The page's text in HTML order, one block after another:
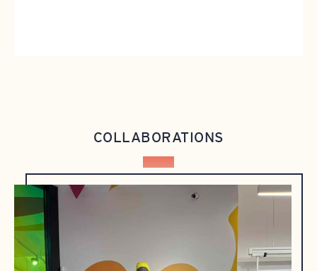
COLLABORATIONS